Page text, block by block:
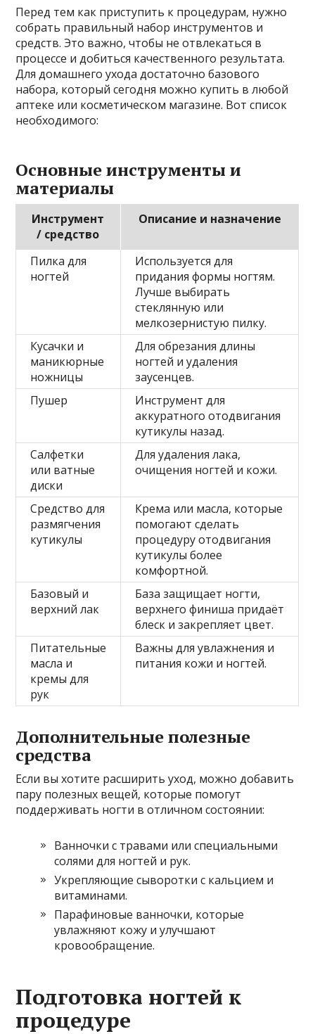
Перед тем как приступить к процедурам, нужно
собрать правильный набор инструментов и
средств. Это важно, чтобы не отвлекаться в
процессе и добиться качественного результата.
Для домашнего ухода достаточно базового
набора, который сегодня можно купить в любой
аптеке или косметическом магазине. Вот список
необходимого:
Основные инструменты и
материалы
Инструмент
/ средство
Описание и назначение
Пилка для
ногтей
Используется для
придания формы ногтям.
Лучше выбирать
стеклянную или
мелкозернистую пилку.
Кусачки и
маникюрные
ножницы
Для обрезания длины
ногтей и удаления
заусенцев.
Пушер
Инструмент для
аккуратного отодвигания
кутикулы назад.
Салфетки
или ватные
диски
Для удаления лака,
очищения ногтей и кожи.
Средство для
размягчения
кутикулы
Крема или масла, которые
помогают сделать
процедуру отодвигания
кутикулы более
комфортной.
Базовый и
верхний лак
База защищает ногти,
верхнего финиша придаёт
блеск и закрепляет цвет.
Питательные
масла и
кремы для
рук
Важны для увлажнения и
питания кожи и ногтей.
Дополнительные полезные
средства
Если вы хотите расширить уход, можно добавить
пару полезных вещей, которые помогут
поддерживать ногти в отличном состоянии:
Ванночки с травами или специальными
солями для ногтей и рук.
Укрепляющие сыворотки с кальцием и
витаминами.
Парафиновые ванночки, которые
увлажняют кожу и улучшают
кровообращение.
Подготовка ногтей к
процедуре